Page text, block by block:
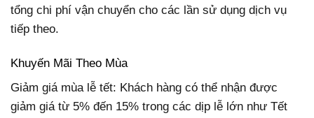
tổng chi phí vận chuyển cho các lần sử dụng dịch vụ
tiếp theo.
Khuyến Mãi Theo Mùa
Giảm giá mùa lễ tết: Khách hàng có thể nhận được
giảm giá từ 5% đến 15% trong các dịp lễ lớn như Tết